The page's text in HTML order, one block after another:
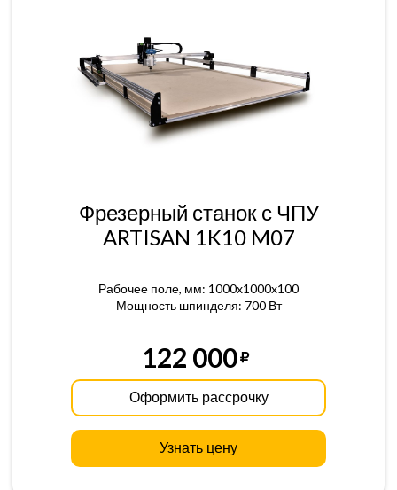
Фрезерный станок с ЧПУ
ARTISAN 1K10 M07
Рабочее поле, мм: 1000x1000x100
Мощность шпинделя: 700 Вт
122 000
Оформить рассрочку
Узнать цену